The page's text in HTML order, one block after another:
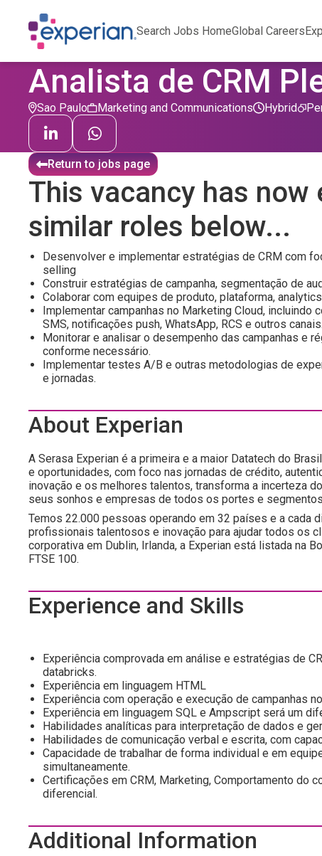
Search Jobs HomeGlobal Careers
Analista de CRM
Sao Paulo Marketing and Communications Hybrid
Return to jobs page
This vacancy has now
similar roles below...
Desenvolver e implementar estratégias de CRM com
selling
Construir estratégias de campanha, segmentação de
Colaborar com equipes de produto, plataforma,
Implementar campanhas no Marketing Cloud, incluindo
SMS, notificações push, WhatsApp, RCS e outros canais.
Monitorar e analisar o desempenho das campanhas e
conforme necessário.
Implementar testes A/B e outras metodologias de
e jornadas.
About Experian
A Serasa Experian é a primeira e a maior Datatech do
e oportunidades, com foco nas jornadas de crédito,
inovação e os melhores talentos, transforma a incerteza
seus sonhos e empresas de todos os portes e
Temos 22.000 pessoas operando em 32 países e a cada
profissionais talentosos e inovação para ajudar todos os
corporativa em Dublin, Irlanda, a Experian está listada na
FTSE 100.
Experience and Skills
Experiência comprovada em análise e estratégias de
databricks.
Experiência em linguagem HTML
Experiência com operação e execução de campanhas
Experiência em linguagem SQL e Ampscript será um
Habilidades analíticas para interpretação de dados e
Habilidades de comunicação verbal e escrita, com
Capacidade de trabalhar de forma individual e em
simultaneamente.
Certificações em CRM, Marketing, Comportamento do
diferencial.
Additional Information